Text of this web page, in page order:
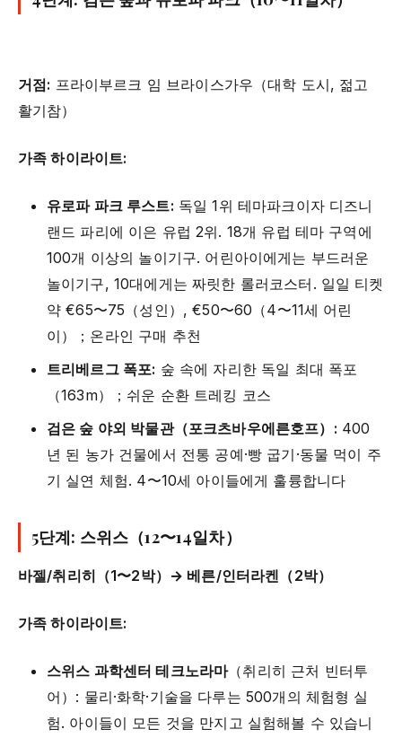
거점: 프라이부르크 임 브라이스가우（대학 도시, 젊고
활기참）
가족 하이라이트:
유로파 파크 루스트: 독일 1위 테마파크이자 디즈니
랜드 파리에 이은 유럽 2위. 18개 유럽 테마 구역에
100개 이상의 놀이기구. 어린아이에게는 부드러운
놀이기구, 10대에게는 짜릿한 롤러코스터. 일일 티켓
약 €65〜75（성인）, €50〜60（4〜11세 어린
이）；온라인 구매 추천
트리베르그 폭포: 숲 속에 자리한 독일 최대 폭포
（163m）；쉬운 순환 트레킹 코스
검은 숲 야외 박물관（포크츠바우에른호프）: 400
년 된 농가 건물에서 전통 공예·빵 굽기·동물 먹이 주
기 실연 체험. 4〜10세 아이들에게 훌륭합니다
5단계: 스위스（12〜14일차）
바젤/취리히（1〜2박）→ 베른/인터라켄（2박）
가족 하이라이트:
스위스 과학센터 테크노라마（취리히 근처 빈터투
어）: 물리·화학·기술을 다루는 500개의 체험형 실
험. 아이들이 모든 것을 만지고 실험해볼 수 있습니